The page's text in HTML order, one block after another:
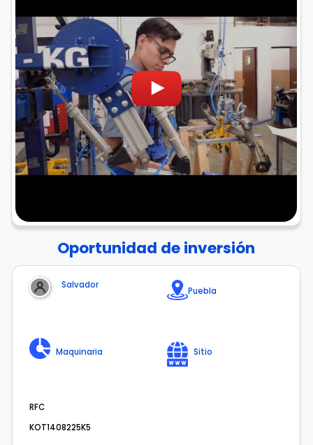
Oportunidad de inversión
Salvador
Puebla
Maquinaria Sitio
RFC
KOT1408225K5